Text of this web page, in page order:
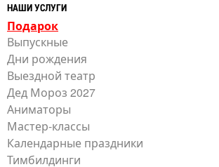
НАШИ УСЛУГИ
Подарок
Выпускные
Дни рождения
Выездной театр
Дед Мороз 2027
Аниматоры
Мастер-классы
Календарные праздники
Тимбилдинги